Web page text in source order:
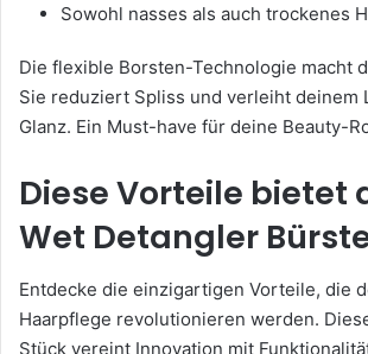
Sowohl nasses als auch trockenes
Die flexible Borsten-Technologie macht
Sie reduziert Spliss und verleiht deinem
Glanz. Ein Must-have für deine Beauty-
Diese Vorteile bietet
Wet Detangler
Entdecke die einzigartigen Vorteile, die
Haarpflege revolutionieren werden.
Stück vereint Innovation mit